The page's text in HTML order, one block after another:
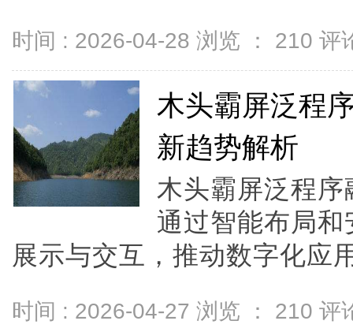
时间 : 2026-04-28 浏览 ： 210 评
木头霸屏泛程
新趋势解析
木头霸屏泛程
通过智能布局
展示与交互，推动数字化应
时间 : 2026-04-27 浏览 ： 210 评